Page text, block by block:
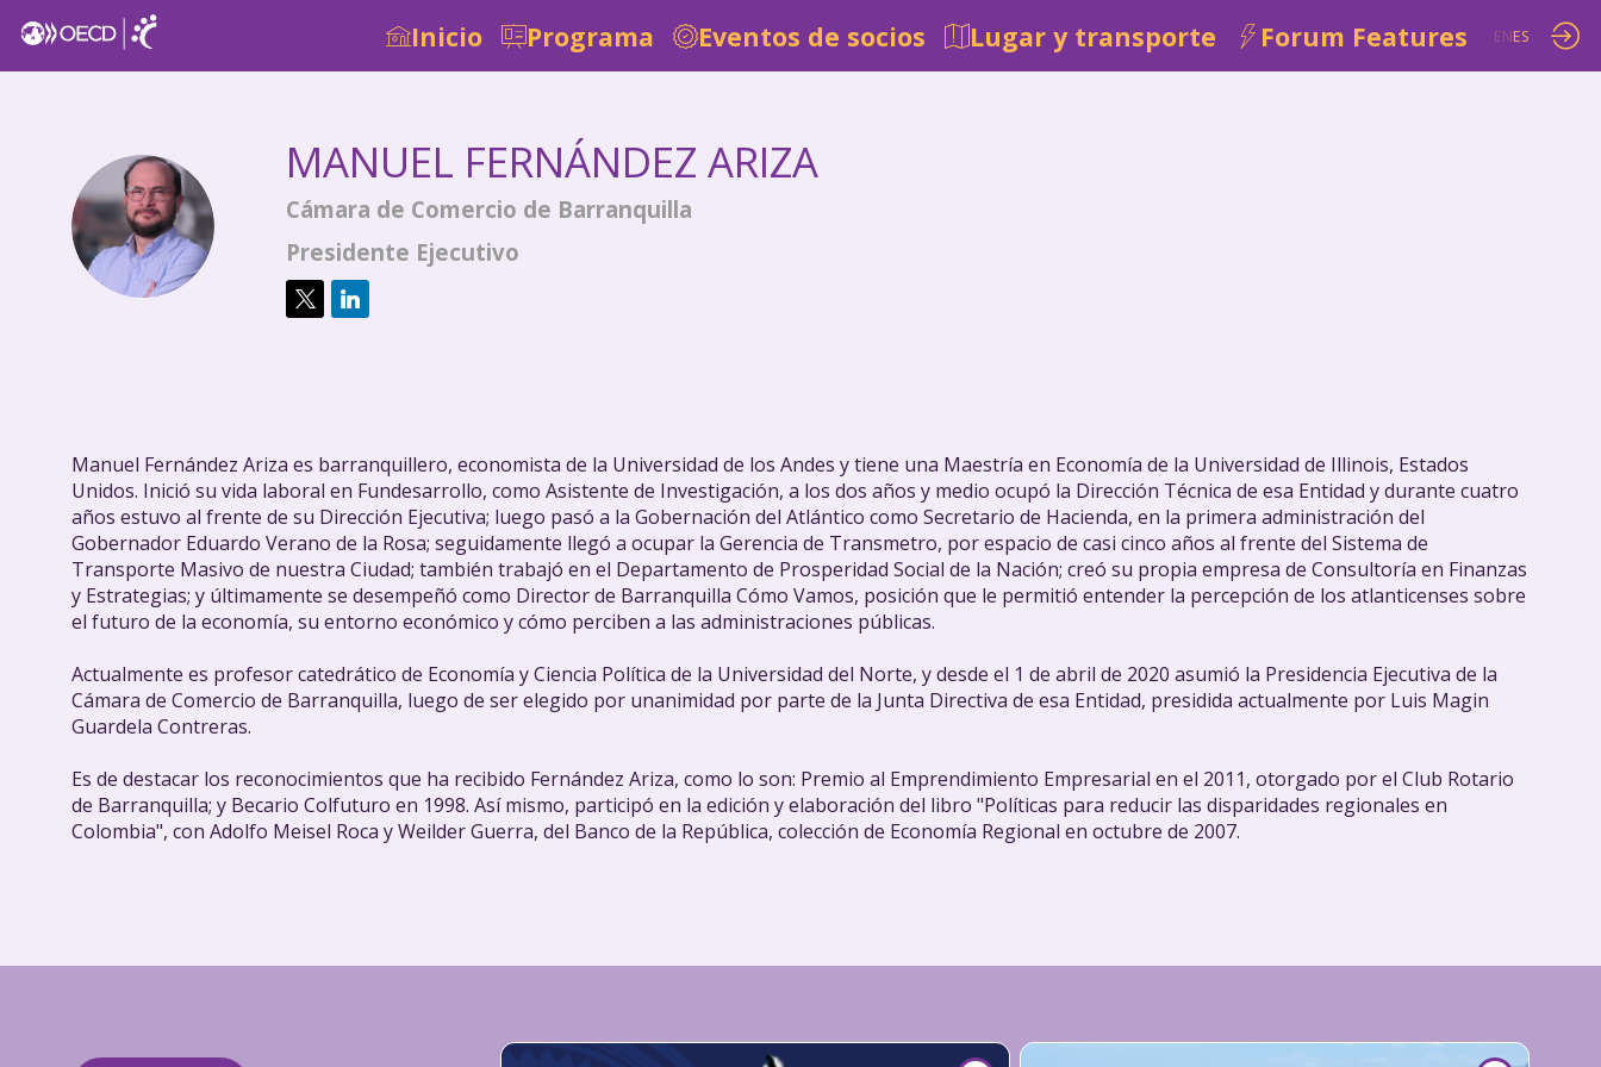
Inicio Programa Eventos de socios Lugar y transporte Forum Features ENES
MFA
MANUEL FERNÁNDEZ ARIZA
Cámara de Comercio de Barranquilla
Presidente Ejecutivo
Manuel Fernández Ariza es barranquillero, economista de la Universidad de los Andes y tiene una Maestría en Economía de la Universidad de Illinois, Estados
Unidos. Inició su vida laboral en Fundesarrollo, como Asistente de Investigación, a los dos años y medio ocupó la Dirección Técnica de esa Entidad y durante cuatro
años estuvo al frente de su Dirección Ejecutiva; luego pasó a la Gobernación del Atlántico como Secretario de Hacienda, en la primera administración del
Gobernador Eduardo Verano de la Rosa; seguidamente llegó a ocupar la Gerencia de Transmetro, por espacio de casi cinco años al frente del Sistema de
Transporte Masivo de nuestra Ciudad; también trabajó en el Departamento de Prosperidad Social de la Nación; creó su propia empresa de Consultoría en Finanzas
y Estrategias; y últimamente se desempeñó como Director de Barranquilla Cómo Vamos, posición que le permitió entender la percepción de los atlanticenses sobre
el futuro de la economía, su entorno económico y cómo perciben a las administraciones públicas.
Actualmente es profesor catedrático de Economía y Ciencia Política de la Universidad del Norte, y desde el 1 de abril de 2020 asumió la Presidencia Ejecutiva de la
Cámara de Comercio de Barranquilla, luego de ser elegido por unanimidad por parte de la Junta Directiva de esa Entidad, presidida actualmente por Luis Magin
Guardela Contreras.
Es de destacar los reconocimientos que ha recibido Fernández Ariza, como lo son: Premio al Emprendimiento Empresarial en el 2011, otorgado por el Club Rotario
de Barranquilla; y Becario Colfuturo en 1998. Así mismo, participó en la edición y elaboración del libro "Políticas para reducir las disparidades regionales en
Colombia", con Adolfo Meisel Roca y Weilder Guerra, del Banco de la República, colección de Economía Regional en octubre de 2007.